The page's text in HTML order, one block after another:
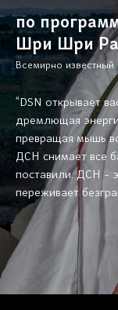
по
Шри Шри
Всемирно
"DSN открывает
дремлющая
превращая мышь
ДСН снимает все
поставили. ДСН -
переживает